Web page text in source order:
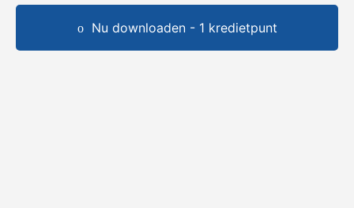
Nu downloaden - 1 kredietpunt